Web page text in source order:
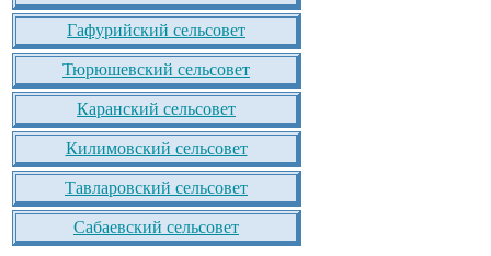
Гафурийский сельсовет
Тюрюшевский сельсовет
Каранский сельсовет
Килимовский сельсовет
Тавларовский сельсовет
Сабаевский сельсовет